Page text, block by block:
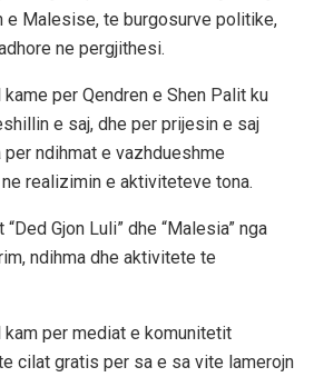
e Malesise, te burgosurve politike,
ne pergjithesi.
per Qendren e Shen Palit ku
e saj, dhe per prijesin e saj
ndihmat e vazhdueshme
realizimin e aktiviteteve tona.
Gjon Luli” dhe “Malesia” nga
ndihma dhe aktivitete te
per mediat e komunitetit
cilat gratis per sa e sa vite lamerojn